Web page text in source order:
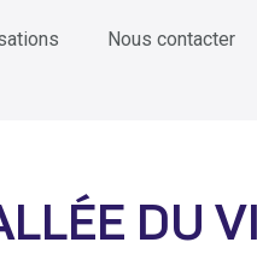
Nous contacter
DU